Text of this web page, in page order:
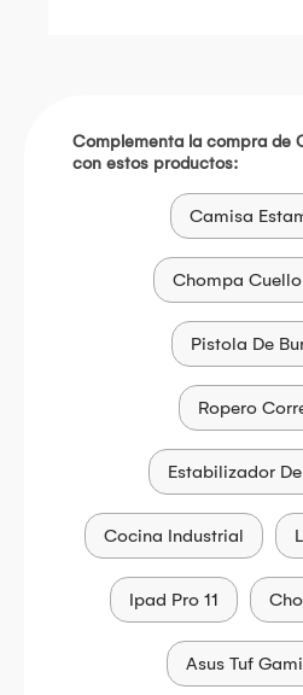
Complementa la compra de
con estos productos:
Camisa
Chompa
Pistola De
Ropero
Estabilizador
Cocina Industrial
Ipad Pro 11
Asus Tuf